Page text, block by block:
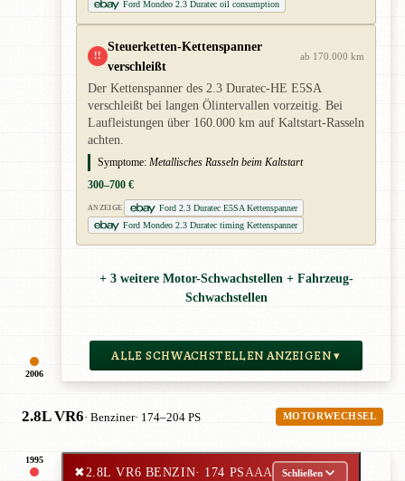
2006
Ford Mondeo 2.3 Duratec oil consumption
!!
Steuerketten-Kettenspanner
verschleißt
ab 170.000 km
Der Kettenspanner des 2.3 Duratec-HE E5SA
verschleißt bei langen Ölintervallen vorzeitig. Bei
Laufleistungen über 160.000 km auf Kaltstart-Rasseln
achten.
Symptome: Metallisches Rasseln beim Kaltstart
300–700 €
ANZEIGE
Ford 2.3 Duratec E5SA Kettenspanner
Ford Mondeo 2.3 Duratec timing Kettenspanner
+ 3 weitere Motor-Schwachstellen + Fahrzeug-
Schwachstellen
ALLE SCHWACHSTELLEN ANZEIGEN ▾
2.8L VR6· Benziner· 174–204 PS MOTORWECHSEL
1995
✖2.8L VR6 BENZIN· 174 PS AAA Schließen